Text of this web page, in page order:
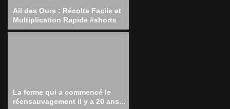
Ail des Ours : Récolte Facile et
Multiplication Rapide #shorts
La ferme qui a commencé le
réensauvagement il y a 20 ans...